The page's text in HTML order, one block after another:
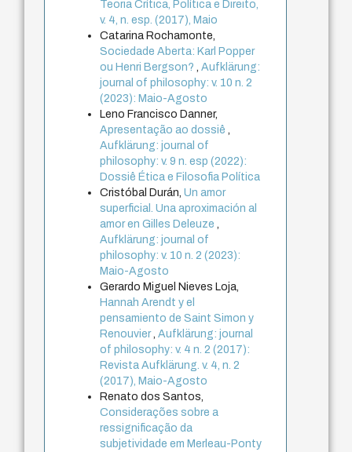
Teoria Crítica, Política e Direito,
v. 4, n. esp. (2017), Maio
Catarina Rochamonte,
Sociedade Aberta: Karl Popper
ou Henri Bergson?
,Aufklärung:
journal of philosophy: v. 10 n. 2
(2023): Maio-Agosto
Leno Francisco Danner,
Apresentação ao dossiê
Aufklärung: journal of
philosophy: v. 9 n. esp (2022):
Dossiê Ética e Filosofia Política
Cristóbal Durán,Un amor
superficial. Una aproximación al
amor en Gilles Deleuze
Aufklärung: journal of
philosophy: v. 10 n. 2 (2023):
Maio-Agosto
Gerardo Miguel Nieves Loja,
Hannah Arendt y el
pensamiento de Saint Simon y
Renouvier ,Aufklärung: journal
of philosophy: v. 4 n. 2 (2017):
Revista Aufklärung. v. 4, n. 2
(2017), Maio-Agosto
Renato dos Santos,
Considerações sobre a
ressignificação da
subjetividade em Merleau-Ponty